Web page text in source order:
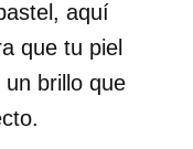
aquí
que tu piel
un brillo que